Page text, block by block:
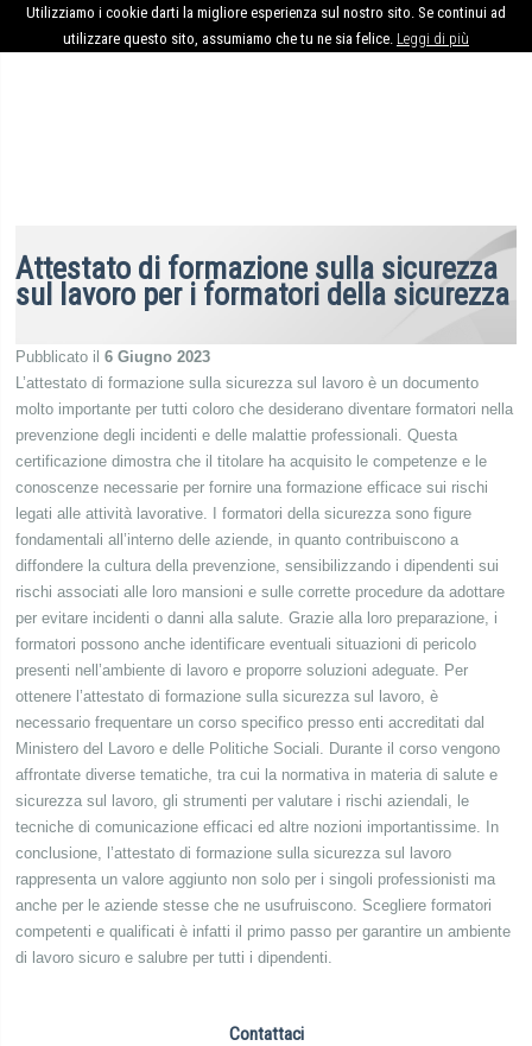
Utilizziamo i cookie darti la migliore esperienza sul nostro sito. Se continui ad
utilizzare questo sito, assumiamo che tu ne sia felice. Leggi di più
Attestato di formazione sulla sicurezza
sul lavoro per i formatori della sicurezza
Pubblicato il 6 Giugno 2023
L’attestato di formazione sulla sicurezza sul lavoro è un documento
molto importante per tutti coloro che desiderano diventare formatori nella
prevenzione degli incidenti e delle malattie professionali. Questa
certificazione dimostra che il titolare ha acquisito le competenze e le
conoscenze necessarie per fornire una formazione efficace sui rischi
legati alle attività lavorative. I formatori della sicurezza sono figure
fondamentali all’interno delle aziende, in quanto contribuiscono a
diffondere la cultura della prevenzione, sensibilizzando i dipendenti sui
rischi associati alle loro mansioni e sulle corrette procedure da adottare
per evitare incidenti o danni alla salute. Grazie alla loro preparazione, i
formatori possono anche identificare eventuali situazioni di pericolo
presenti nell’ambiente di lavoro e proporre soluzioni adeguate. Per
ottenere l’attestato di formazione sulla sicurezza sul lavoro, è
necessario frequentare un corso specifico presso enti accreditati dal
Ministero del Lavoro e delle Politiche Sociali. Durante il corso vengono
affrontate diverse tematiche, tra cui la normativa in materia di salute e
sicurezza sul lavoro, gli strumenti per valutare i rischi aziendali, le
tecniche di comunicazione efficaci ed altre nozioni importantissime. In
conclusione, l’attestato di formazione sulla sicurezza sul lavoro
rappresenta un valore aggiunto non solo per i singoli professionisti ma
anche per le aziende stesse che ne usufruiscono. Scegliere formatori
competenti e qualificati è infatti il primo passo per garantire un ambiente
di lavoro sicuro e salubre per tutti i dipendenti.
Contattaci